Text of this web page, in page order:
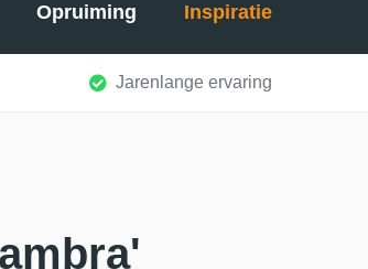
Opruiming Inspiratie
Jarenlange ervaring